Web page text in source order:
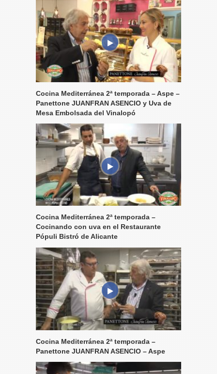
Cocina Mediterránea 2ª temporada – Aspe –
Panettone JUANFRAN ASENCIO y Uva de
Mesa Embolsada del Vinalopó
Cocina Mediterránea 2ª temporada –
Cocinando con uva en el Restaurante
Pópuli Bistró de Alicante
Cocina Mediterránea 2ª temporada –
Panettone JUANFRAN ASENCIO – Aspe